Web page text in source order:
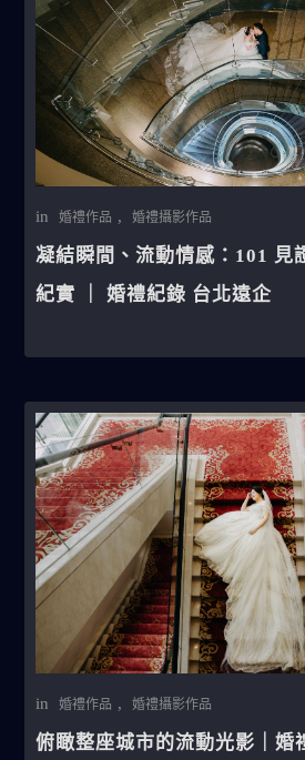
in 婚禮作品 , 婚禮攝影作品
凝結瞬間、流動情感：101 見
紀實 ｜ 婚禮紀錄 台北遠企
in 婚禮作品 , 婚禮攝影作品
俯瞰整座城市的流動光影｜婚